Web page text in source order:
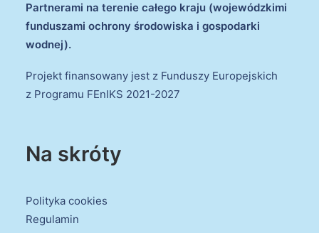
Partnerami na terenie całego kraju (wojewódzkimi
funduszami ochrony środowiska i gospodarki
wodnej).
Projekt finansowany jest z Funduszy Europejskich
z Programu FEnIKS 2021-2027
Na skróty
Polityka cookies
Regulamin